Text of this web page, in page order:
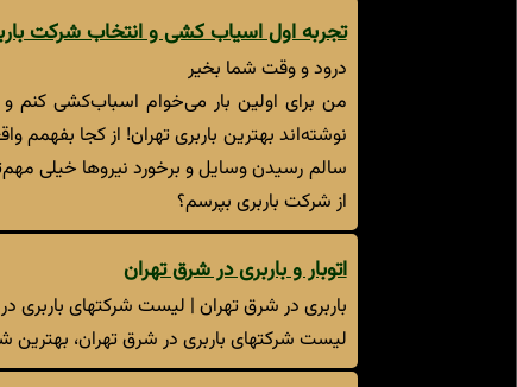
تجربه اول اسیاب کشی و انتخاب شرکت
درود و وقت شما بخیر
من برای اولین بار می‌خوام اسباب‌کشی کنم
نوشته‌اند بهترین باربری تهران! از کجا
سالم رسیدن وسایل و برخورد نیروها خیلی
از شرکت باربری بپرسم؟
اتوبار و باربری در شرق تهران
باربری در شرق تهران | لیست شرکتهای باربری
لیست شرکتهای باربری در شرق تهران،